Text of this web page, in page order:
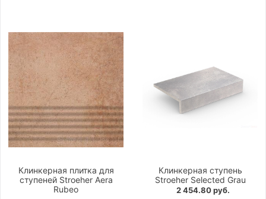
Клинкерная плитка для
ступеней Stroeher Aera
Rubeo
Клинкерная ступень
Stroeher Selected Grau
2 454.80 руб.